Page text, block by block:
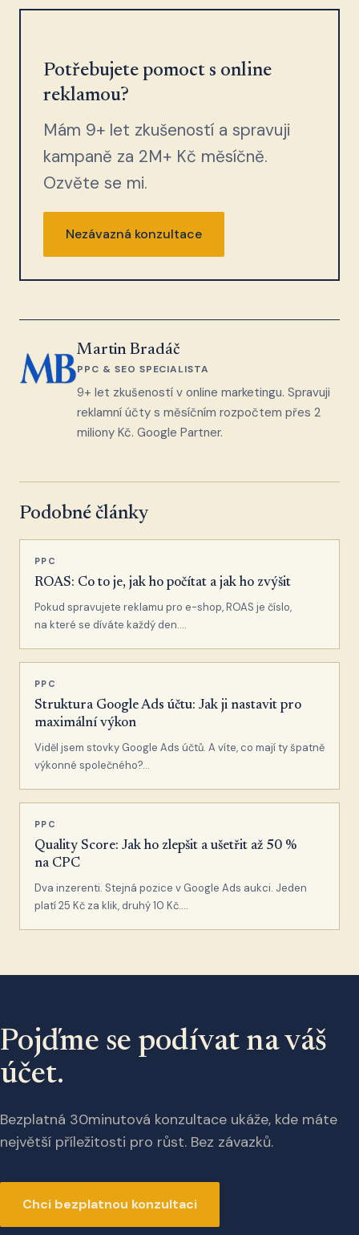
Potřebujete pomoct s online
reklamou?
Mám 9+ let zkušeností a spravuji
kampaně za 2M+ Kč měsíčně.
Ozvěte se mi.
Nezávazná konzultace
Martin Bradáč
PPC & SEO SPECIALISTA
9+ let zkušeností v online marketingu. Spravuji
reklamní účty s měsíčním rozpočtem přes 2
miliony Kč. Google Partner.
Podobné články
PPC
ROAS: Co to je, jak ho počítat a jak ho zvýšit
Pokud spravujete reklamu pro e-shop, ROAS je číslo,
na které se díváte každý den….
PPC
Struktura Google Ads účtu: Jak ji nastavit pro
maximální výkon
Viděl jsem stovky Google Ads účtů. A víte, co mají ty špatně
výkonné společného?…
PPC
Quality Score: Jak ho zlepšit a ušetřit až 50 %
na CPC
Dva inzerenti. Stejná pozice v Google Ads aukci. Jeden
platí 25 Kč za klik, druhý 10 Kč….
Pojďme se podívat na váš
účet.
Bezplatná 30minutová konzultace ukáže, kde máte
největší příležitosti pro růst. Bez závazků.
Chci bezplatnou konzultaci